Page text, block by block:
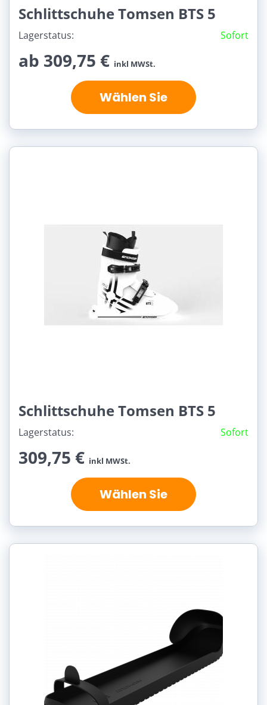
Schlittschuhe Tomsen BTS 5
Lagerstatus: Sofort
ab 309,75 € inkl MWSt.
Wählen Sie
Schlittschuhe Tomsen BTS 5
Lagerstatus: Sofort
309,75 € inkl MWSt.
Wählen Sie